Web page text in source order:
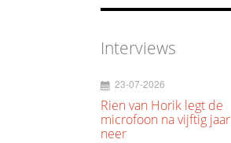
Interviews
23-07-2026
Rien van Horik legt de
microfoon na vijftig jaar
neer